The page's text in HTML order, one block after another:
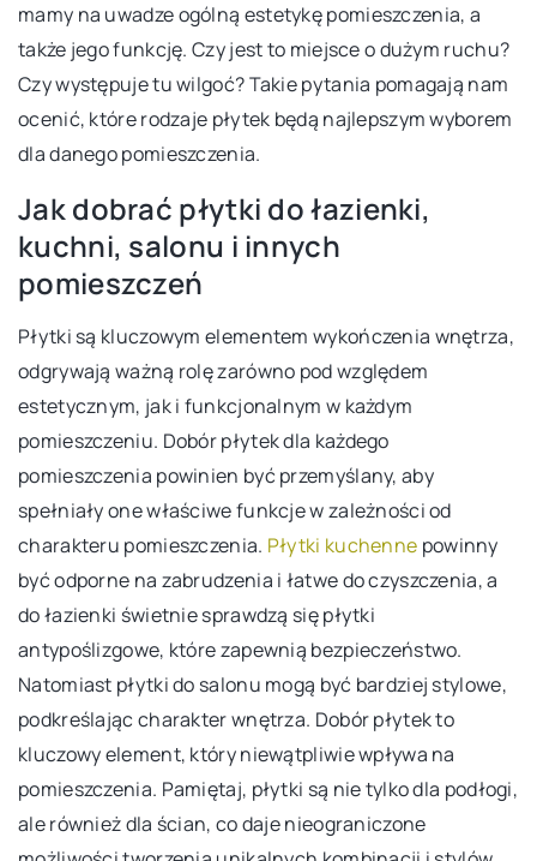
mamy na uwadze ogólną estetykę pomieszczenia, a
także jego funkcję. Czy jest to miejsce o dużym ruchu?
Czy występuje tu wilgoć? Takie pytania pomagają nam
ocenić, które rodzaje płytek będą najlepszym wyborem
dla danego pomieszczenia.
Jak dobrać płytki do łazienki,
kuchni, salonu i innych
pomieszczeń
Płytki są kluczowym elementem wykończenia wnętrza,
odgrywają ważną rolę zarówno pod względem
estetycznym, jak i funkcjonalnym w każdym
pomieszczeniu. Dobór płytek dla każdego
pomieszczenia powinien być przemyślany, aby
spełniały one właściwe funkcje w zależności od
charakteru pomieszczenia. Płytki kuchenne powinny
być odporne na zabrudzenia i łatwe do czyszczenia, a
do łazienki świetnie sprawdzą się płytki
antypoślizgowe, które zapewnią bezpieczeństwo.
Natomiast płytki do salonu mogą być bardziej stylowe,
podkreślając charakter wnętrza. Dobór płytek to
kluczowy element, który niewątpliwie wpływa na
pomieszczenia. Pamiętaj, płytki są nie tylko dla podłogi,
ale również dla ścian, co daje nieograniczone